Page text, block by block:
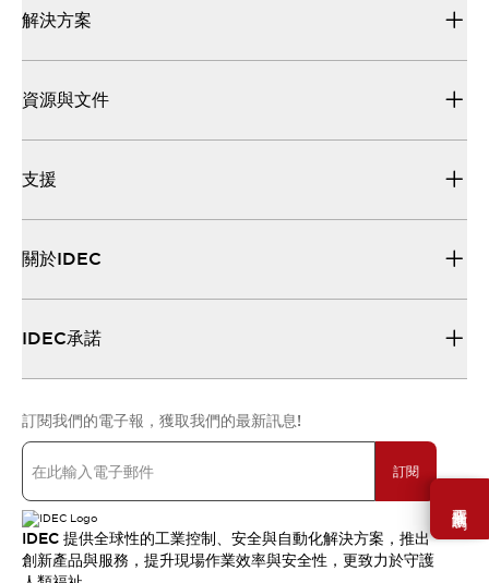
需要幫助嗎？
解決方案
資源與文件
支援
關於IDEC
IDEC承諾
訂閱我們的電子報，獲取我們的最新訊息!
訂閱
IDEC 提供全球性的工業控制、安全與自動化解決方案，推出
創新產品與服務，提升現場作業效率與安全性，更致力於守護